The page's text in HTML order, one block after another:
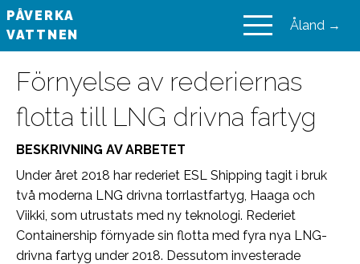
PÅVERKA
VATTNEN
Åland →
Förnyelse av rederiernas
flotta till LNG drivna fartyg
BESKRIVNING AV ARBETET
Under året 2018 har rederiet ESL Shipping tagit i bruk
två moderna LNG drivna torrlastfartyg, Haaga och
Viikki, som utrustats med ny teknologi. Rederiet
Containership förnyade sin flotta med fyra nya LNG-
drivna fartyg under 2018. Dessutom investerade